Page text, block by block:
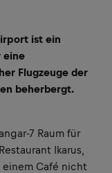
ist ein
eine
Flugzeuge der
beherbergt.
7 Raum für
Ikarus,
einem Café nicht